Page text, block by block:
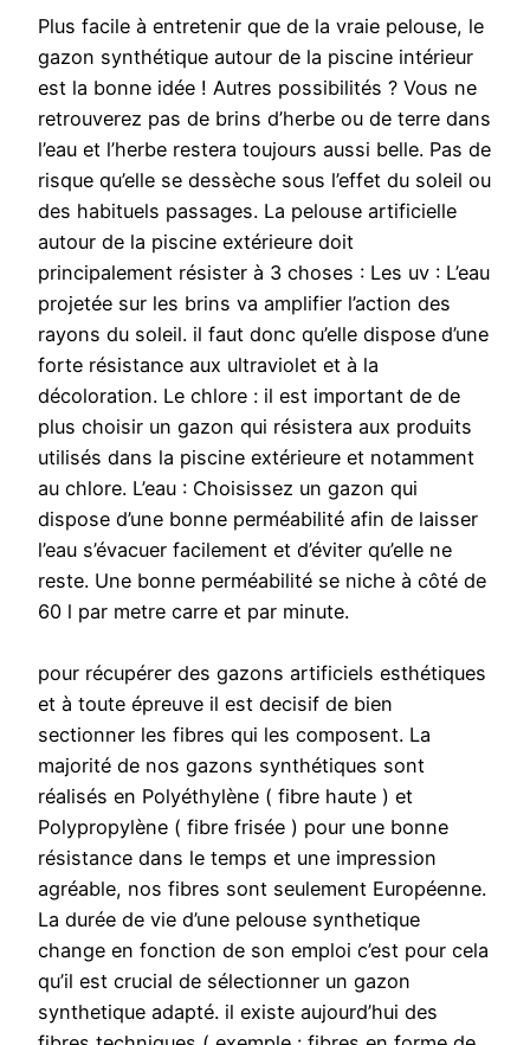
Plus facile à entretenir que de la vraie pelouse, le
gazon synthétique autour de la piscine intérieur
est la bonne idée ! Autres possibilités ? Vous ne
retrouverez pas de brins d’herbe ou de terre dans
l’eau et l’herbe restera toujours aussi belle. Pas de
risque qu’elle se dessèche sous l’effet du soleil ou
des habituels passages. La pelouse artificielle
autour de la piscine extérieure doit
principalement résister à 3 choses : Les uv : L’eau
projetée sur les brins va amplifier l’action des
rayons du soleil. il faut donc qu’elle dispose d’une
forte résistance aux ultraviolet et à la
décoloration. Le chlore : il est important de de
plus choisir un gazon qui résistera aux produits
utilisés dans la piscine extérieure et notamment
au chlore. L’eau : Choisissez un gazon qui
dispose d’une bonne perméabilité afin de laisser
l’eau s’évacuer facilement et d’éviter qu’elle ne
reste. Une bonne perméabilité se niche à côté de
60 l par metre carre et par minute.
pour récupérer des gazons artificiels esthétiques
et à toute épreuve il est decisif de bien
sectionner les fibres qui les composent. La
majorité de nos gazons synthétiques sont
réalisés en Polyéthylène ( fibre haute ) et
Polypropylène ( fibre frisée ) pour une bonne
résistance dans le temps et une impression
agréable, nos fibres sont seulement Européenne.
La durée de vie d’une pelouse synthetique
change en fonction de son emploi c’est pour cela
qu’il est crucial de sélectionner un gazon
synthetique adapté. il existe aujourd’hui des